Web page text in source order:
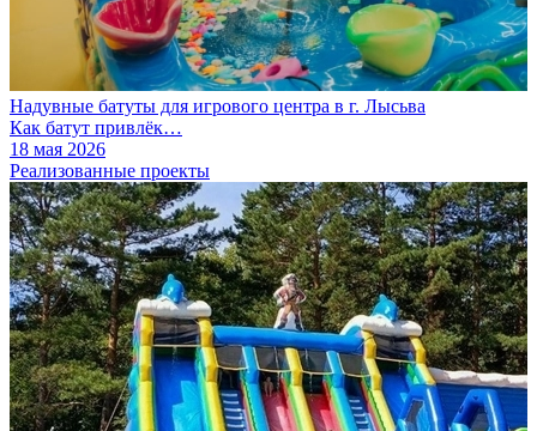
Надувные батуты для игрового центра в г. Лысьва
Как батут привлёк…
18 мая 2026
Реализованные проекты